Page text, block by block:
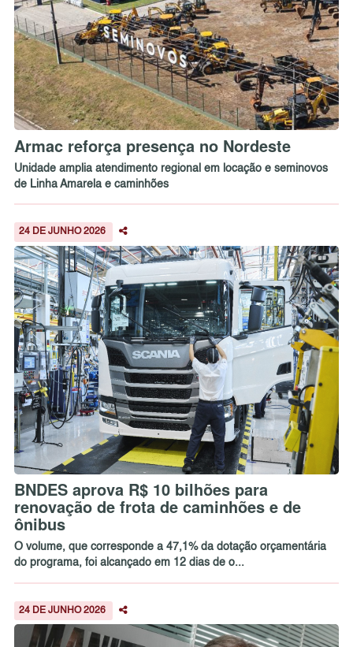
Armac reforça presença no Nordeste
Unidade amplia atendimento regional em locação e seminovos
de Linha Amarela e caminhões
24 DE JUNHO 2026
BNDES aprova R$ 10 bilhões para
renovação de frota de caminhões e de
ônibus
O volume, que corresponde a 47,1% da dotação orçamentária
do programa, foi alcançado em 12 dias de o...
24 DE JUNHO 2026